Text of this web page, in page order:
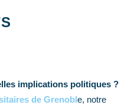
implications politiques ?
de Grenoble, notre